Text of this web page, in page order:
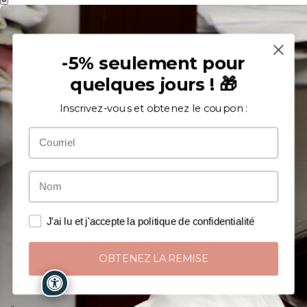
-5% seulement pour
quelques jours ! 🎁
Inscrivez-vous et obtenez le coupon :
J'ai lu et j'accepte la politique de confidentialité
OBTENEZ LA REMISE